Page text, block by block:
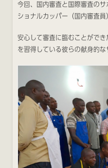
今回、国内審査と国際審査の
ショナルカッパー（国内審査員
安心して審査に臨むことがで
を習得している彼らの献身的な